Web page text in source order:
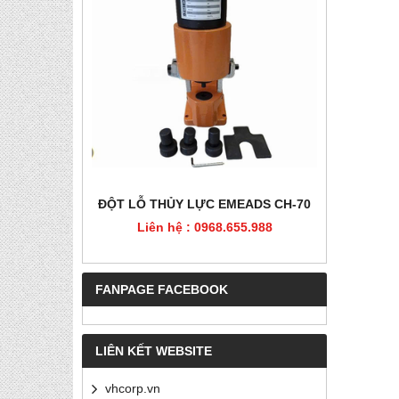
PET
ĐỘT LỖ THỦY LỰC EMEADS CH-70
Liên hệ : 0968.655.988
FANPAGE FACEBOOK
LIÊN KẾT WEBSITE
vhcorp.vn